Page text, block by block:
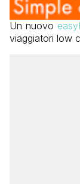
Un nuovo
viaggiatori low